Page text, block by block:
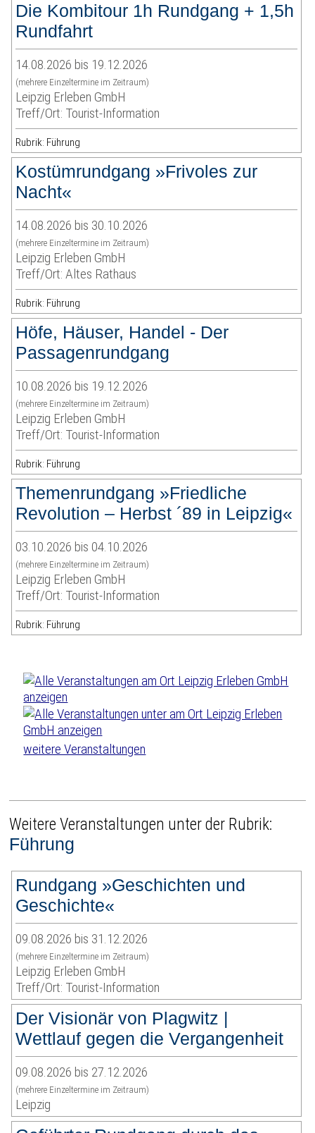
Die Kombitour 1h Rundgang + 1,5h
Rundfahrt
14.08.2026 bis 19.12.2026
(mehrere Einzeltermine im Zeitraum)
Leipzig Erleben GmbH
Treff/Ort: Tourist-Information
Rubrik: Führung
Kostümrundgang »Frivoles zur
Nacht«
14.08.2026 bis 30.10.2026
(mehrere Einzeltermine im Zeitraum)
Leipzig Erleben GmbH
Treff/Ort: Altes Rathaus
Rubrik: Führung
Höfe, Häuser, Handel - Der
Passagenrundgang
10.08.2026 bis 19.12.2026
(mehrere Einzeltermine im Zeitraum)
Leipzig Erleben GmbH
Treff/Ort: Tourist-Information
Rubrik: Führung
Themenrundgang »Friedliche
Revolution – Herbst ´89 in Leipzig«
03.10.2026 bis 04.10.2026
(mehrere Einzeltermine im Zeitraum)
Leipzig Erleben GmbH
Treff/Ort: Tourist-Information
Rubrik: Führung
weitere Veranstaltungen
Weitere Veranstaltungen unter der Rubrik:
Führung
Rundgang »Geschichten und
Geschichte«
09.08.2026 bis 31.12.2026
(mehrere Einzeltermine im Zeitraum)
Leipzig Erleben GmbH
Treff/Ort: Tourist-Information
Der Visionär von Plagwitz |
Wettlauf gegen die Vergangenheit
09.08.2026 bis 27.12.2026
(mehrere Einzeltermine im Zeitraum)
Leipzig